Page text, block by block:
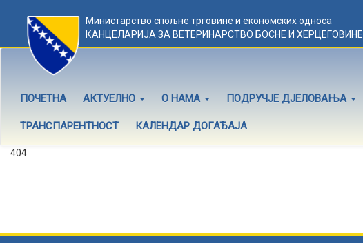
Министарство спољне трговине и економских односа
КАНЦЕЛАРИЈА ЗА ВЕТЕРИНАРСТВО БОСНЕ И ХЕРЦЕГОВИНЕ
ПОЧЕТНА АКТУЕЛНО О НАМА ПОДРУЧЈЕ ДЈЕЛОВАЊА
ТРАНСПАРЕНТНОСТ КАЛЕНДАР ДОГАЂАЈА
404